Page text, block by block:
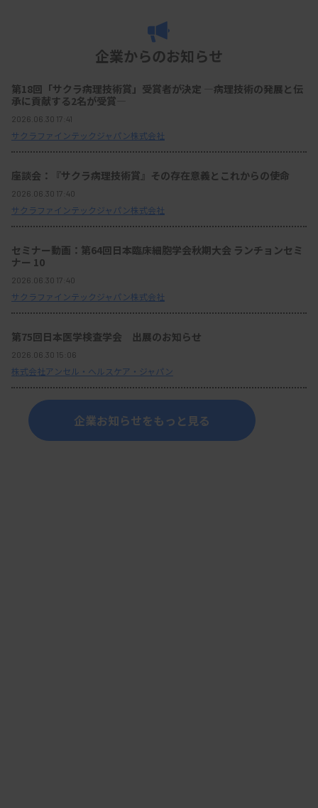
企業からのお知らせ
第18回「サクラ病理技術賞」受賞者が決定 ―病理技術の発展と伝
承に貢献する2名が受賞―
2026.06.30 17:41
サクラファインテックジャパン株式会社
座談会：『サクラ病理技術賞』その存在意義とこれからの使命
2026.06.30 17:40
サクラファインテックジャパン株式会社
セミナー動画：第64回日本臨床細胞学会秋期大会 ランチョンセミ
ナー 10
2026.06.30 17:40
サクラファインテックジャパン株式会社
第75回日本医学検査学会 出展のお知らせ
2026.06.30 15:06
株式会社アンセル・ヘルスケア・ジャパン
企業お知らせをもっと見る